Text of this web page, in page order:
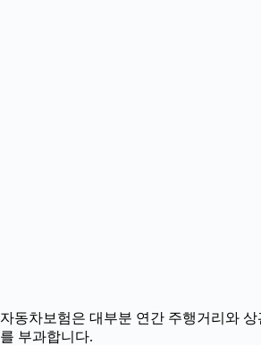
자동차보험은 대부분 연간 주행거리와
를 부과합니다.